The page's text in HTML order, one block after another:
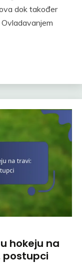
dok također
hokeju na
postupci